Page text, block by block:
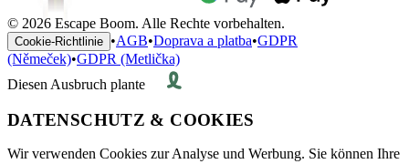
© 2026 Escape Boom. Alle Rechte vorbehalten.
Cookie-Richtlinie •AGB•Doprava a platba•GDPR
(Němeček)•GDPR (Metlička)
Diesen Ausbruch plante
DATENSCHUTZ & COOKIES
Wir verwenden Cookies zur Analyse und Werbung. Sie können Ihre